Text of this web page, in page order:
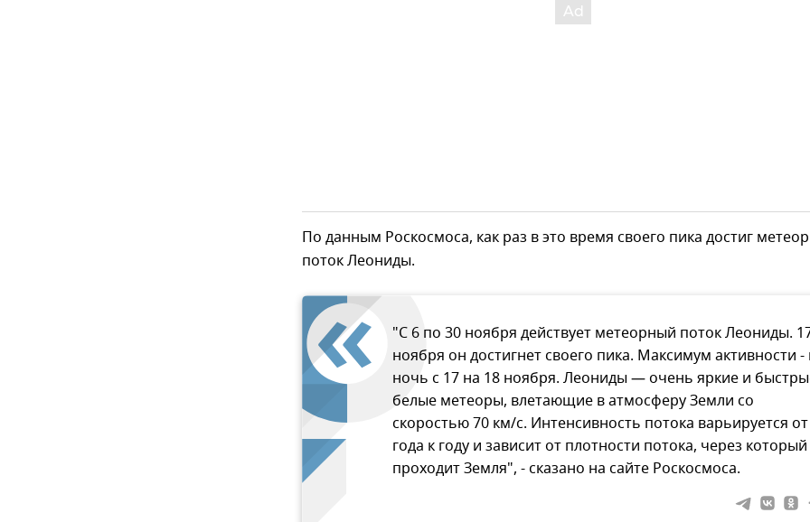
По данным Роскосмоса, как раз в это время своего пика достиг
поток Леониды.
"С 6 по 30 ноября действует метеорный поток Леониды.
ноября он достигнет своего пика. Максимум активности -
ночь с 17 на 18 ноября. Леониды — очень яркие и
белые метеоры, влетающие в атмосферу Земли со
скоростью 70 км/с. Интенсивность потока варьируется от
года к году и зависит от плотности потока, через который
проходит Земля", - сказано на сайте Роскосмоса.